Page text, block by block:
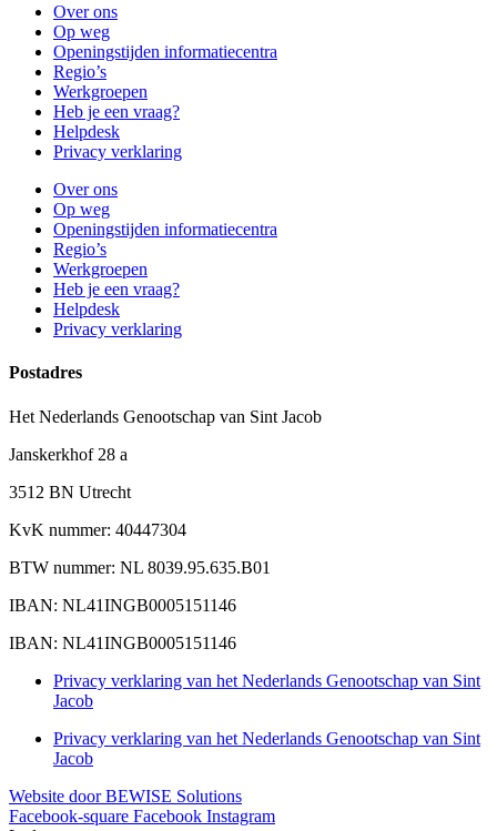
Over ons
Op weg
Openingstijden informatiecentra
Regio’s
Werkgroepen
Heb je een vraag?
Helpdesk
Privacy verklaring
Over ons
Op weg
Openingstijden informatiecentra
Regio’s
Werkgroepen
Heb je een vraag?
Helpdesk
Privacy verklaring
Postadres
Het Nederlands Genootschap van Sint Jacob
Janskerkhof 28 a
3512 BN Utrecht
KvK nummer: 40447304
BTW nummer: NL 8039.95.635.B01
IBAN: NL41INGB0005151146
IBAN: NL41INGB0005151146
Privacy verklaring van het Nederlands Genootschap van Sint
Jacob
Privacy verklaring van het Nederlands Genootschap van Sint
Jacob
Website door BEWISE Solutions
Facebook-square Facebook Instagram